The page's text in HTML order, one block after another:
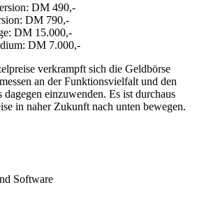
DM 490,-
DM 790,-
DM 15.000,-
DM 7.000,-
verkrampft sich die Geldbörse
an der Funktionsvielfalt und den
einzuwenden. Es ist durchaus
in naher Zukunft nach unten bewegen.
Software